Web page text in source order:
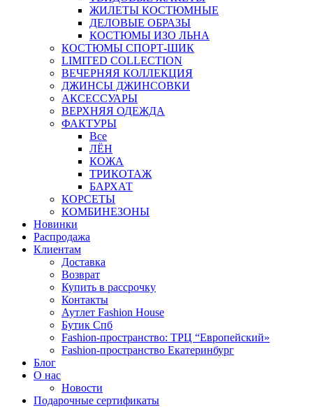
ЖИЛЕТЫ КОСТЮМНЫЕ
ДЕЛОВЫЕ ОБРАЗЫ
КОСТЮМЫ ИЗО ЛЬНА
КОСТЮМЫ СПОРТ-ШИК
LIMITED COLLECTION
ВЕЧЕРНЯЯ КОЛЛЕКЦИЯ
ДЖИНСЫ ДЖИНСОВКИ
АКСЕССУАРЫ
ВЕРХНЯЯ ОДЕЖДА
ФАКТУРЫ
Все
ЛЁН
КОЖА
ТРИКОТАЖ
БАРХАТ
КОРСЕТЫ
КОМБИНЕЗОНЫ
Новинки
Распродажа
Клиентам
Доставка
Возврат
Купить в рассрочку
Контакты
Аутлет Fashion House
Бутик Спб
Fashion-пространство: ТРЦ “Европейский»
Fashion-пространство Екатеринбург
Блог
О нас
Новости
Подарочные сертификаты